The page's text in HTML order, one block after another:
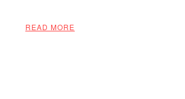
READ MORE